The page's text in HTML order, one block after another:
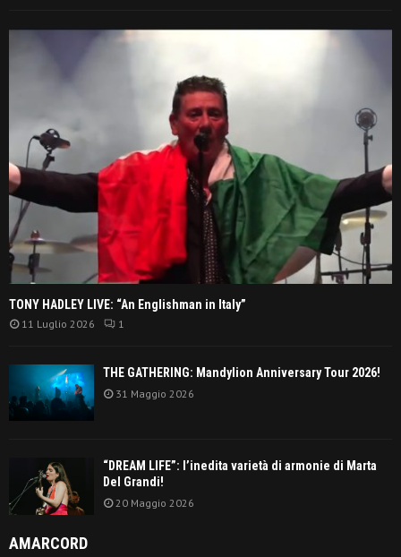
TONY HADLEY LIVE: “An Englishman in Italy”
11 Luglio 2026 1
THE GATHERING: Mandylion Anniversary Tour 2026!
31 Maggio 2026
“DREAM LIFE”: l’inedita varietà di armonie di Marta
Del Grandi!
20 Maggio 2026
AMARCORD